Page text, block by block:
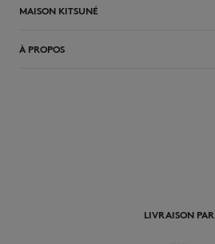
MAISON KITSUNÉ
À PROPOS
LIVRAISON PAR